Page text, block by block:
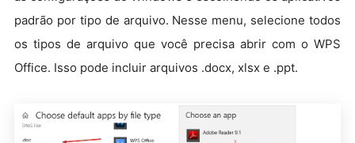
padrão por tipo de arquivo. Nesse menu, selecione todos
os tipos de arquivo que você precisa abrir com o WPS
Office. Isso pode incluir arquivos .docx, xlsx e .ppt.